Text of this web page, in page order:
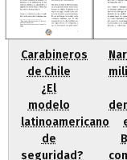
Carabineros
de Chile
¿El
modelo
latinoamericano
de
seguridad?